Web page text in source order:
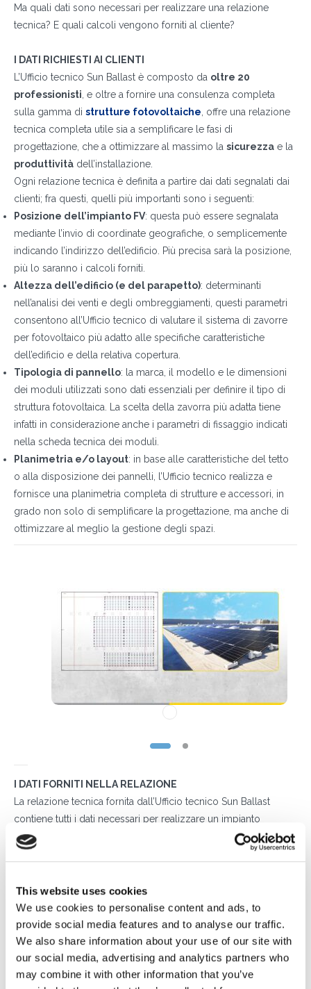
This website uses cookies
We use cookies to personalise content and ads, to
provide social media features and to analyse our traffic.
We also share information about your use of our site with
our social media, advertising and analytics partners who
may combine it with other information that you’ve
Ma quali dati sono necessari per realizzare una relazione
tecnica? E quali calcoli vengono forniti al cliente?
I DATI RICHIESTI AI CLIENTI
L’Ufficio tecnico Sun Ballast è composto da oltre 20
professionisti , e oltre a fornire una consulenza completa
sulla gamma di strutture fotovoltaiche , offre una relazione
tecnica completa utile sia a semplificare le fasi di
progettazione, che a ottimizzare al massimo la sicurezza e la
produttività dell’installazione.
Ogni relazione tecnica è definita a partire dai dati segnalati dai
clienti; fra questi, quelli più importanti sono i seguenti:
Posizione dell’impianto FV: questa può essere segnalata
mediante l’invio di coordinate geografiche, o semplicemente
indicando l’indirizzo dell’edificio. Più precisa sarà la posizione,
più lo saranno i calcoli forniti.
Altezza dell’edificio (e del parapetto): determinanti
nell’analisi dei venti e degli ombreggiamenti, questi parametri
consentono all’Ufficio tecnico di valutare il sistema di zavorre
per fotovoltaico più adatto alle specifiche caratteristiche
dell’edificio e della relativa copertura.
Tipologia di pannello: la marca, il modello e le dimensioni
dei moduli utilizzati sono dati essenziali per definire il tipo di
struttura fotovoltaica. La scelta della zavorra più adatta tiene
infatti in considerazione anche i parametri di fissaggio indicati
nella scheda tecnica dei moduli.
Planimetria e/o layout: in base alle caratteristiche del tetto
o alla disposizione dei pannelli, l’Ufficio tecnico realizza e
fornisce una planimetria completa di strutture e accessori, in
grado non solo di semplificare la progettazione, ma anche di
ottimizzare al meglio la gestione degli spazi.
I DATI FORNITI NELLA RELAZIONE
La relazione tecnica fornita dall’Ufficio tecnico Sun Ballast
contiene tutti i dati necessari per realizzare un impianto
fotovoltaico su tetto piano sicuro, produttivo e affidabile. Per
garantire il massimo livello di sicurezza, i calcoli effettuati dai
normative di riferimento– come ad esempio le NTC
(Norme tecniche per le costruzioni, D.M. 17/01/2018), la CEI
82-74 e la UNI ENV 1991-2-4 – e ad alcune specifiche circolari
emesse dagli enti regolatori (come ad esempio la Circolare 21
Gennaio 2019, n.7 C.S.LL.PP., o la CNR-DT 207/2008).
La relazione tecnica viene dunque definita sulla base dei